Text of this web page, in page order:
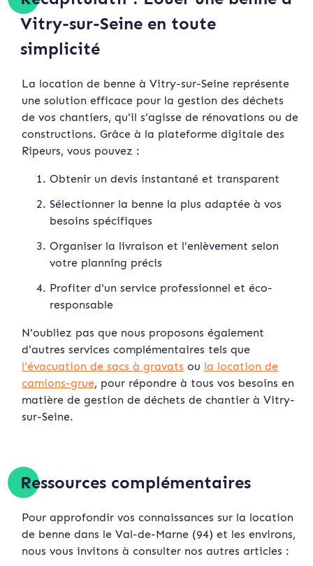
Vitry-sur-Seine en toute
simplicité
La location de benne à Vitry-sur-Seine représente
une solution efficace pour la gestion des déchets
de vos chantiers, qu'il s'agisse de rénovations ou de
constructions. Grâce à la plateforme digitale des
Ripeurs, vous pouvez :
Obtenir un devis instantané et transparent
Sélectionner la benne la plus adaptée à vos
besoins spécifiques
Organiser la livraison et l'enlèvement selon
votre planning précis
Profiter d'un service professionnel et éco-
responsable
N'oubliez pas que nous proposons également
d'autres services complémentaires tels que
l'évacuation de sacs à gravats ou la location de
camions-grue, pour répondre à tous vos besoins en
matière de gestion de déchets de chantier à Vitry-
sur-Seine.
Ressources complémentaires
Pour approfondir vos connaissances sur la location
de benne dans le Val-de-Marne (94) et les environs,
nous vous invitons à consulter nos autres articles :